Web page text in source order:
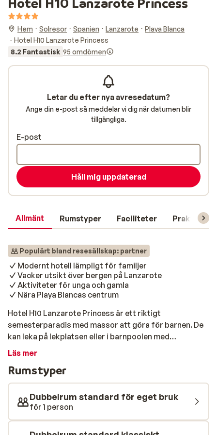
Hem Solresor Spanien Lanzarote
Playa Blanca
Hotel H10 Lanzarote Princess
8.2 Fantastisk 95 omdömen
Allmänt Rumstyper Faciliteter Praktisk
Populärt bland resesällskap: partner
Modernt hotell lämpligt för familjer
Vacker utsikt över bergen på Lanzarote
Aktiviteter för unga och gamla
Nära Playa Blancas centrum
Hotel H10 Lanzarote Princess är ett riktigt
semesterparadis med massor att göra för barnen. De
kan leka på lekplatsen eller i barnpoolen med
piratskepp och en rolig vattenrutschbana. Barnklubben
väntar barnens eget disco. Reser du med äldre barn
finns även en tonårsklubb med ett brett utbud av
aktiviteter. Stranden ligger precis runt hörnet, så
havsbad och snorkling är aldrig långt borta. Hotellet
har både inomhus- och utomhuspool, vilket gör att du
alltid kan ta ett dopp – även om solen går i moln. I
Läs mer
Rumstyper
Dubbelrum standard för eget bruk
för 1 person
Letar du efter nya avresedatum?
Ange din e-post så meddelar vi dig när datumen blir
tillgängliga.
E-post
Håll mig uppdaterad